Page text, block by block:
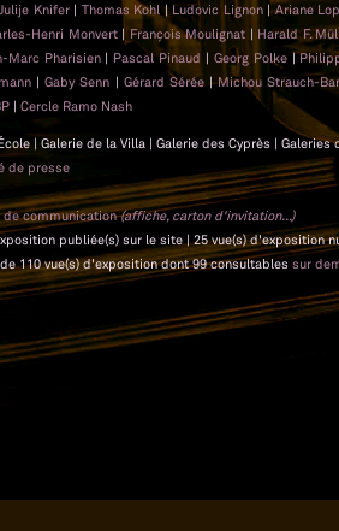
Knifer | Thomas Kohl| Ludovic Lignon |Ariane
Henri Monvert | François Moulignat | Harald F.
Marc Pharisien | Pascal Pinaud | Georg Polke |
|Gaby Senn | Gérard Sérée|Michou Strauch-
| Cercle Ramo Nash
| Galerie de la Villa | Galerie des Cyprès |
de presse
de communication(affiche, carton d'invitation...)
publiée(s) sur le site | 25 vue(s) d'exposition
110 vue(s) d'exposition dont 99 consultables sur